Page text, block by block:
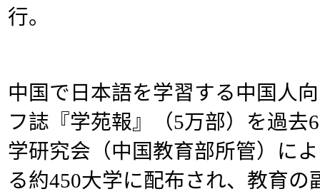
行。
中国で日本語を学習する中国人
フ誌『学苑報』（5万部）を過去
学研究会（中国教育部所管）に
る約450大学に配布され、教育の